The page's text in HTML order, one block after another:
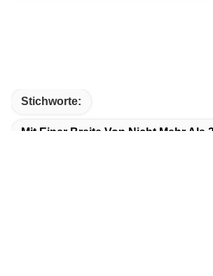
Stichworte:
Mit Einer Breite Von Nicht Mehr Als